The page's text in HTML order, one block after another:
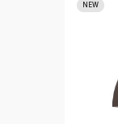
NEW